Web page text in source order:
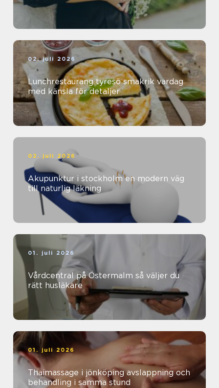
02. juli 2026
Lunchrestaurang tyresö smakrik vardag
med känsla för detaljer
02. juli 2026
Akupunktur i stockholm en modern väg
till naturlig läkning
01. juli 2026
Vårdcentral på Östermalm så väljer du
rätt husläkare
01. juli 2026
Thaimassage i jönköping avslappning och
behandling i samma stund